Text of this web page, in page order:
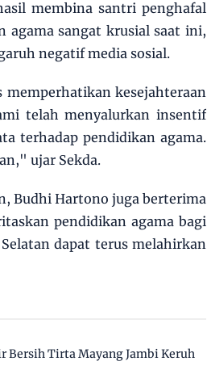
membina santri penghafal
agama sangat krusial saat ini,
negatif media sosial.
memperhatikan kesejahteraan
telah menyalurkan insentif
terhadap pendidikan agama.
ujar Sekda.
Budhi Hartono juga berterima
pendidikan agama bagi
dapat terus melahirkan
Bersih Tirta Mayang Jambi Keruh